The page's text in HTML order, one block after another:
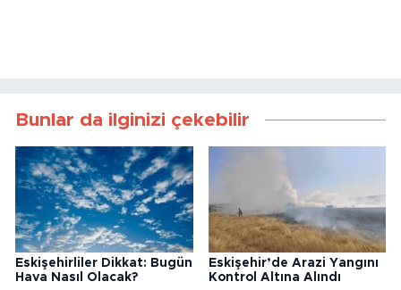
Bunlar da ilginizi çekebilir
Eskişehirliler Dikkat: Bugün
Hava Nasıl Olacak?
Eskişehir’de Arazi Yangını
Kontrol Altına Alındı